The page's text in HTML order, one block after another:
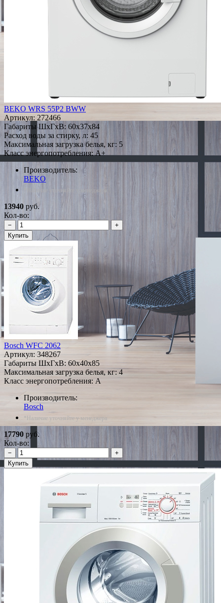
BEKO WRS 55P2 BWW
Артикул: 272466
Габариты ШxГxВ: 60x37x84
Расход воды за стирку, л: 45
Максимальная загрузка белья, кг: 5
Класс энергопотребления: A+
Производитель:
BEKO
*Наличие уточняйте у менеджера
13940 руб.
Кол-во:
−
+
Купить
Bosch WFC 2062
Артикул: 348267
Габариты ШxГxВ: 60x40x85
Максимальная загрузка белья, кг: 4
Класс энергопотребления: A
Производитель:
Bosch
*Наличие уточняйте у менеджера
17790 руб.
Кол-во:
−
+
Купить